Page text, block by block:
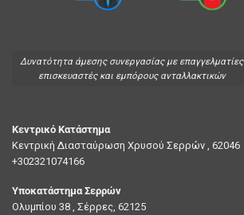
Δυνατότητα άμεσης συνεργασίας με επαγγελματίες
επισκευαστές και εμπόρους ανταλλακτικών
Κεντρικό Κατάστημα
Κεντρική Διασταύρωση Χρυσού Σερρών , 62046
+302321074166
Υποκατάστημα Σερρών
Ολυμπίου 38 , Σέρρες, 62125